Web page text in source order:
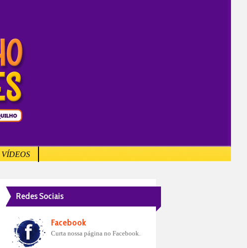
VÍDEOS
Redes Sociais
Facebook
Curta nossa página no Facebook.